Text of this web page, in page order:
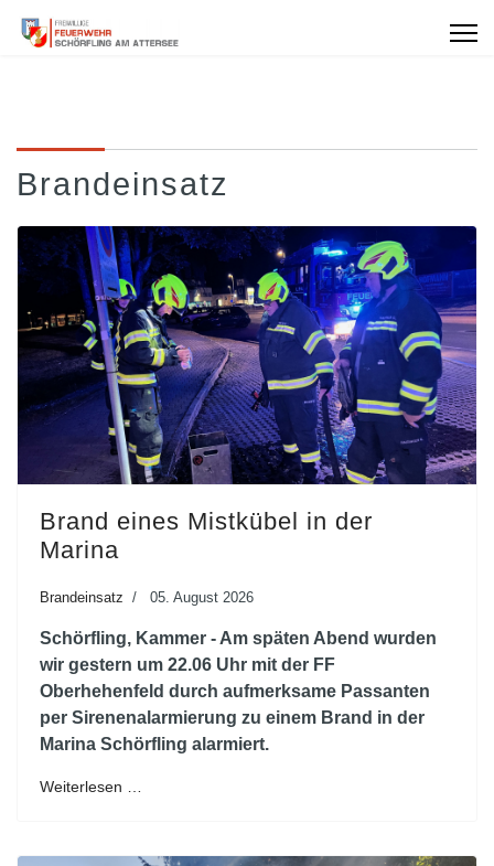
Brandeinsatz
Brand eines Mistkübel in der
Marina
Brandeinsatz 05. August 2026
Schörfling, Kammer - Am späten Abend wurden
wir gestern um 22.06 Uhr mit der FF
Oberhehenfeld durch aufmerksame Passanten
per Sirenenalarmierung zu einem Brand in der
Marina Schörfling alarmiert.
Weiterlesen …